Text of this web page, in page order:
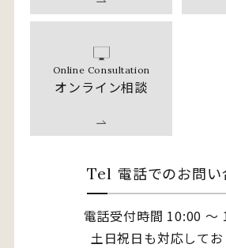
Online Consultation
オンライン相談
Tel 電話でのお問い
電話受付時間 10:00
土日祝日も対応して